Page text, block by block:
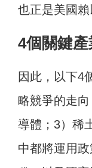
也正是美國賴
4個關鍵
因此，以下4
略競爭的走
導體；3）稀
中都將運用